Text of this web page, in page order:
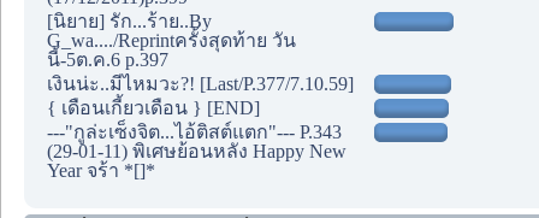
[นิยาย] รัก...ร้าย..By
G_wa..../Reprintครั้งสุดท้าย วัน
นี้-5ต.ค.6 p.397
เงินน่ะ..มีไหมวะ?! [Last/P.377/7.10.59]
{ เดือนเกี้ยวเดือน } [END]
---"กูล่ะเซ็งจิต...ไอ้ติสต์แตก"--- P.343
(29-01-11) พิเศษย้อนหลัง Happy New
Year จร้า *[]*